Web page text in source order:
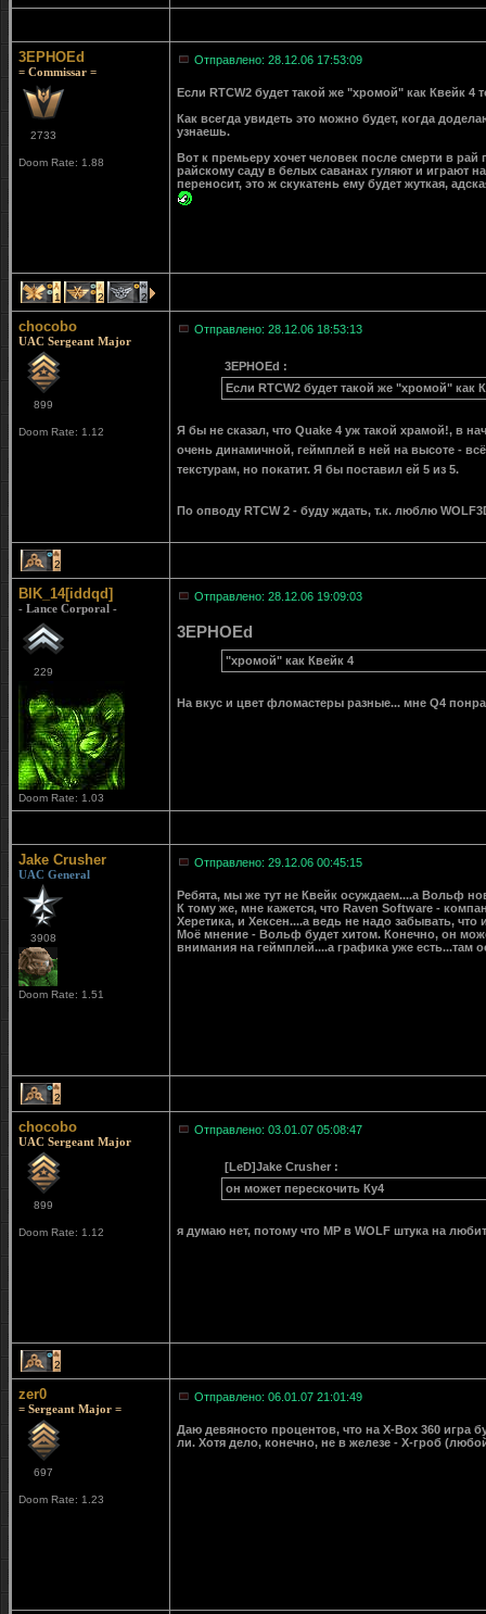
3EPHOEd
= Commissar =
2733
Doom Rate: 1.88
Отправлено: 28.12.06 17:53:09
Если RTCW2 будет такой же "хромой" как Квейк 4
Как всегда увидеть это можно будет, когда
узнаешь.
Вот к премьеру хочет человек после смерти в
райскому саду в белых саванах гуляют и играют
переносит, это ж скукатень ему будет жуткая,
1 2 2
chocobo
UAC Sergeant Major
899
Doom Rate: 1.12
Отправлено: 28.12.06 18:53:13
3EPHOEd :
Если RTCW2 будет такой же "хромой" как
Я бы не сказал, что Quake 4 уж такой храмой!, в
очень динамичной, геймплей в ней на высоте -
текстурам, но покатит. Я бы поставил ей 5 из 5.
По опводу RTCW 2 - буду ждать, т.к. люблю
2
BIK_14[iddqd]
- Lance Corporal -
229
Doom Rate: 1.03
Отправлено: 28.12.06 19:09:03
3EPHOEd
"хромой" как Квейк 4
На вкус и цвет фломастеры разные... мне Q4
Jake Crusher
UAC General
3908
Doom Rate: 1.51
Отправлено: 29.12.06 00:45:15
Ребята, мы же тут не Квейк осуждаем....а Вольф
К тому же, мне кажется, что Raven Software -
Херетика, и Хексен....а ведь не надо забывать,
Моё мнение - Вольф будет хитом. Конечно, он
внимания на геймплей....а графика уже есть...там
2
chocobo
UAC Sergeant Major
899
Doom Rate: 1.12
Отправлено: 03.01.07 05:08:47
[LeD]Jake Crusher :
он может перескочить Ку4
я думаю нет, потому что MP в WOLF штука на
2
zer0
= Sergeant Major =
697
Doom Rate: 1.23
Отправлено: 06.01.07 21:01:49
Даю девяносто процентов, что на X-Box 360 игра
ли. Хотя дело, конечно, не в железе - Х-гроб